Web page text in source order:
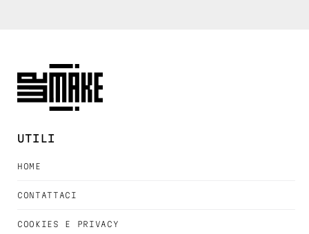
UTILI
HOME
CONTATTACI
COOKIES E PRIVACY